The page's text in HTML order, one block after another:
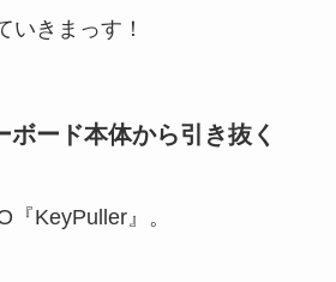
いきまっす！
ボード本体から引き抜く
KeyPuller』。